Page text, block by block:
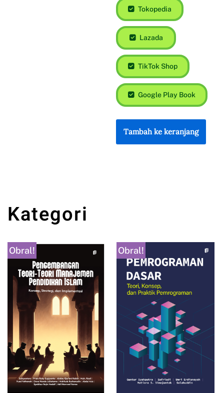
Tokopedia
Lazada
TikTok Shop
Google Play Book
Tambah ke keranjang
Kategori
Obral! Obral!